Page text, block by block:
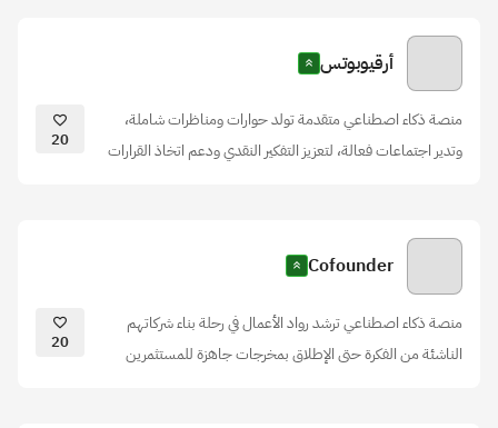
أرقيوبوتس
منصة ذكاء اصطناعي متقدمة تولد حوارات ومناظرات شاملة،
وتدير اجتماعات فعالة، لتعزيز التفكير النقدي ودعم اتخاذ القرارات
20
Cofounder
منصة ذكاء اصطناعي ترشد رواد الأعمال في رحلة بناء شركاتهم
الناشئة من الفكرة حتى الإطلاق بمخرجات جاهزة للمستثمرين
20